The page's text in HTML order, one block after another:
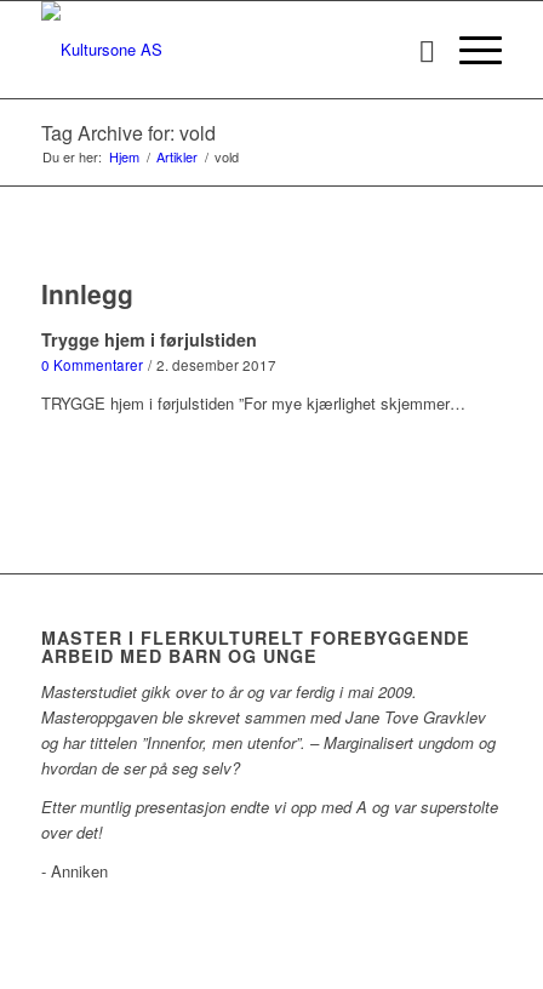
Tag Archive for: vold
Du er her: Hjem / Artikler / vold
Innlegg
Trygge hjem i førjulstiden
0 Kommentarer / 2. desember 2017
TRYGGE hjem i førjulstiden ”For mye kjærlighet skjemmer…
MASTER I FLERKULTURELT FOREBYGGENDE
ARBEID MED BARN OG UNGE
Masterstudiet gikk over to år og var ferdig i mai 2009.
Masteroppgaven ble skrevet sammen med Jane Tove Gravklev
og har tittelen ”Innenfor, men utenfor”. – Marginalisert ungdom og
hvordan de ser på seg selv?
Etter muntlig presentasjon endte vi opp med A og var superstolte
over det!
- Anniken